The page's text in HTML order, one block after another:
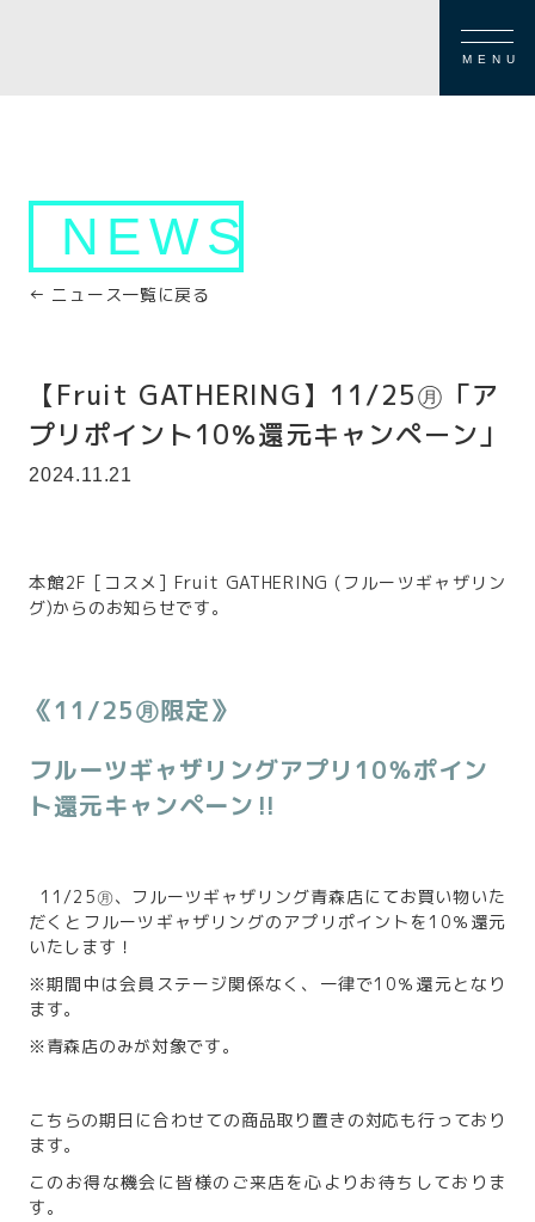
MENU
NEWS
← ニュース一覧に戻る
【Fruit GATHERING】11/25㊊「ア
プリポイント10％還元キャンペーン」
2024.11.21
本館2F [コスメ] Fruit GATHERING (フルーツギャザリン
グ)からのお知らせです。
《11/25㊊限定》
フルーツギャザリングアプリ10％ポイン
ト還元キャンペーン‼
11/25㊊、フルーツギャザリング青森店にてお買い物いた
だくとフルーツギャザリングのアプリポイントを10％還元
いたします！
※期間中は会員ステージ関係なく、一律で10％還元となり
ます。
※青森店のみが対象です。
こちらの期日に合わせての商品取り置きの対応も行っており
ます。
このお得な機会に皆様のご来店を心よりお待ちしておりま
す。